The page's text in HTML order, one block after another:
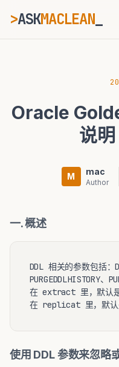
>ASKMACLEAN_
⌘K
Oracle
说
M mac
Author
一. 概述
DDL 相关的参数包括：
PURGEDDLHISTORY、
在 extract 里，默认是
使用 DDL 参数来忽略